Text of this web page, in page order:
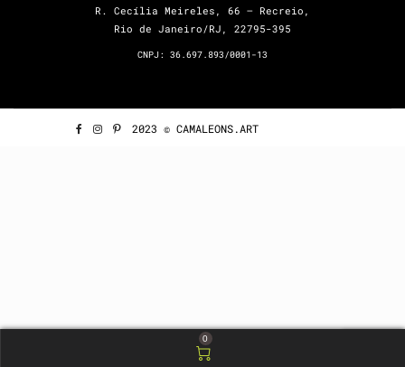
R. Cecília Meireles, 66 – Recreio,
Rio de Janeiro/RJ, 22795-395
CNPJ: 36.697.893/0001-13
2023 © CAMALEONS.ART
0